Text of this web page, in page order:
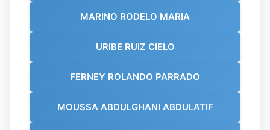
MARINO RODELO MARIA
URIBE RUIZ CIELO
FERNEY ROLANDO PARRADO
MOUSSA ABDULGHANI ABDULATIF